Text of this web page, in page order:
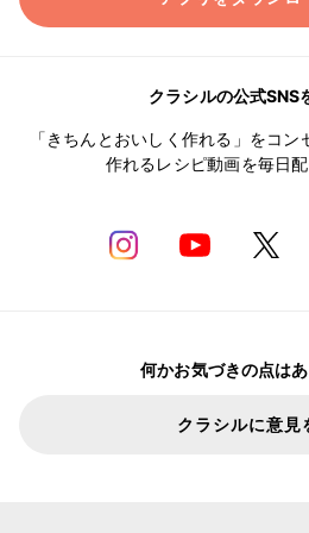
クラシルの公式SNS
「きちんとおいしく作れる」をコン
作れるレシピ動画を毎日配
何かお気づきの点は
クラシルに意見